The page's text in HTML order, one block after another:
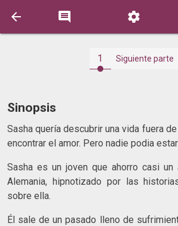
  
1 Siguiente parte
Sinopsis
Sasha quería descubrir una vida fuera
encontrar el amor. Pero nadie podia
Sasha es un joven que ahorro casi un
Alemania, hipnotizado por las
sobre ella.
Él sale de un pasado lleno de